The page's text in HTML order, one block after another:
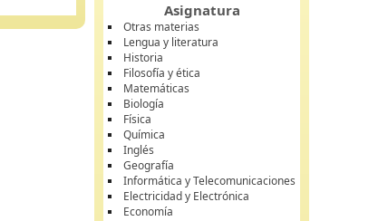
Asignatura
Otras materias
Lengua y literatura
Historia
Filosofía y ética
Matemáticas
Biología
Física
Química
Inglés
Geografía
Informática y Telecomunicaciones
Electricidad y Electrónica
Economía